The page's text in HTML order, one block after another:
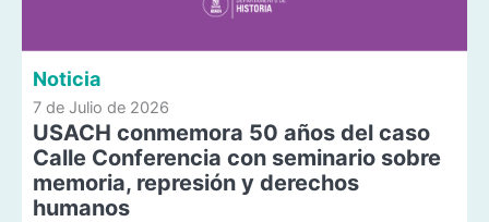
Noticia
7 de Julio de 2026
USACH conmemora 50 años del caso
Calle Conferencia con seminario sobre
memoria, represión y derechos
humanos